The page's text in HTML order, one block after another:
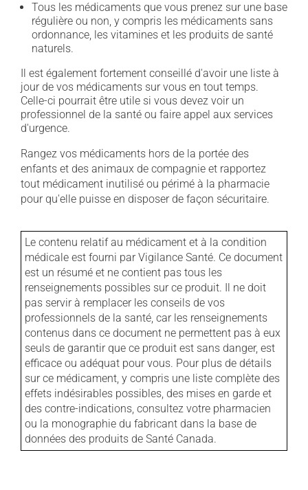
Tous les médicaments que vous prenez sur une base
régulière ou non, y compris les médicaments sans
ordonnance, les vitamines et les produits de santé
naturels.
Il est également fortement conseillé d'avoir une liste à
jour de vos médicaments sur vous en tout temps.
Celle-ci pourrait être utile si vous devez voir un
professionnel de la santé ou faire appel aux services
d'urgence.
Rangez vos médicaments hors de la portée des
enfants et des animaux de compagnie et rapportez
tout médicament inutilisé ou périmé à la pharmacie
pour qu'elle puisse en disposer de façon sécuritaire.
Le contenu relatif au médicament et à la condition
médicale est fourni par Vigilance Santé. Ce document
est un résumé et ne contient pas tous les
renseignements possibles sur ce produit. Il ne doit
pas servir à remplacer les conseils de vos
professionnels de la santé, car les renseignements
contenus dans ce document ne permettent pas à eux
seuls de garantir que ce produit est sans danger, est
efficace ou adéquat pour vous. Pour plus de détails
sur ce médicament, y compris une liste complète des
effets indésirables possibles, des mises en garde et
des contre-indications, consultez votre pharmacien
ou la monographie du fabricant dans la base de
données des produits de Santé Canada.